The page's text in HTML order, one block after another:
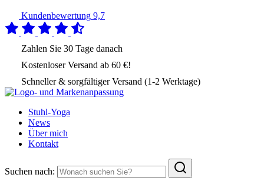
Kundenbewertung 9,7
Zahlen Sie 30 Tage danach
Kostenloser Versand ab 60 €!
Schneller & sorgfältiger Versand (1-2 Werktage)
Stuhl-Yoga
News
Über mich
Kontakt
Suchen nach: